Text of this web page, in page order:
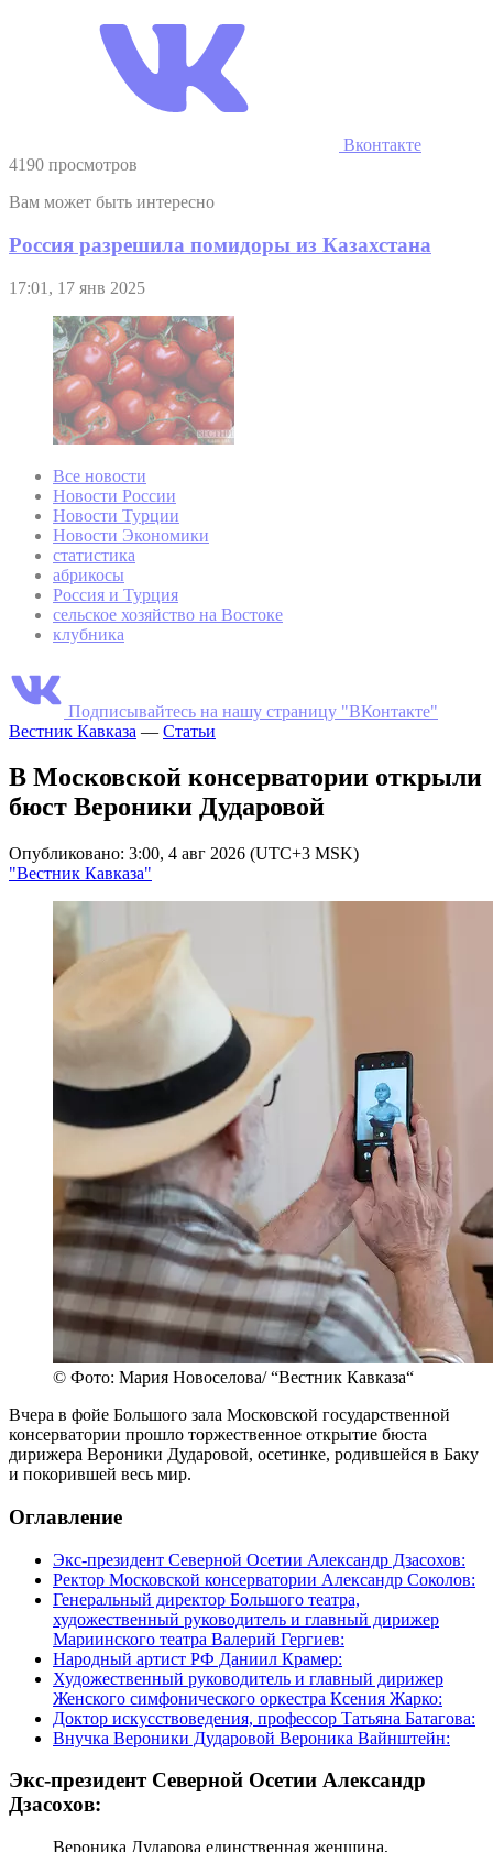
Вконтакте
4190 просмотров
Вам может быть интересно
Россия разрешила помидоры из Казахстана
17:01, 17 янв 2025
Все новости
Новости России
Новости Турции
Новости Экономики
статистика
абрикосы
Россия и Турция
сельское хозяйство на Востоке
клубника
Подписывайтесь на нашу страницу "ВКонтакте"
Вестник Кавказа — Статьи
В Московской консерватории открыли
бюст Вероники Дударовой
Опубликовано: 3:00, 4 авг 2026 (UTC+3 MSK)
"Вестник Кавказа"
© Фото: Мария Новоселова/ “Вестник Кавказа“
Вчера в фойе Большого зала Московской государственной
консерватории прошло торжественное открытие бюста
дирижера Вероники Дударовой, осетинке, родившейся в Баку
и покорившей весь мир.
Оглавление
Экс-президент Северной Осетии Александр Дзасохов:
Ректор Московской консерватории Александр Соколов:
Генеральный директор Большого театра,
художественный руководитель и главный дирижер
Мариинского театра Валерий Гергиев:
Народный артист РФ Даниил Крамер:
Художественный руководитель и главный дирижер
Женского симфонического оркестра Ксения Жарко:
Доктор искусствоведения, профессор Татьяна Батагова:
Внучка Вероники Дударовой Вероника Вайнштейн:
Экс-президент Северной Осетии Александр
Дзасохов:
Вероника Дударова единственная женщина,